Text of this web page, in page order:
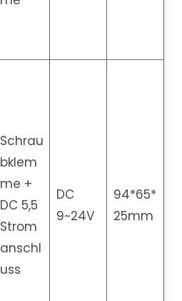
Schrau
bklem
me +
DC 5,5
Strom
anschl
uss
DC
9~24V
94*65*
25mm